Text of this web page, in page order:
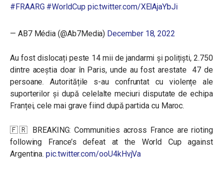
#FRAARG #WorldCup pic.twitter.com/XElAjaYbJi
— AB7 Média (@Ab7Media) December 18, 2022
Au fost dislocați peste 14 mii de jandarmi și polițiști, 2.750
dintre aceștia doar în Paris, unde au fost arestate 47 de
persoane. Autoritățile s-au confruntat cu violențe ale
suporterilor și după celelalte meciuri disputate de echipa
Franței, cele mai grave fiind după partida cu Maroc.
🇫🇷 BREAKING: Communities across France are rioting
following France’s defeat at the World Cup against
Argentina.pic.twitter.com/ooU4kHvjVa